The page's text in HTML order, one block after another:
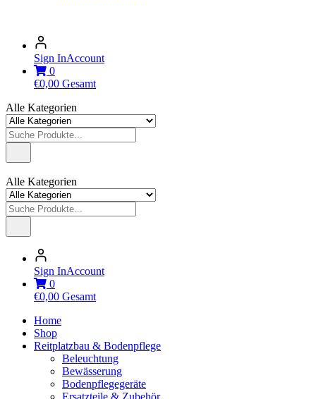
Sign InAccount
0
€0,00 Gesamt
Alle Kategorien
Alle Kategorien
Sign InAccount
0
€0,00 Gesamt
Home
Shop
Reitplatzbau & Bodenpflege
Beleuchtung
Bewässerung
Bodenpflegegeräte
Ersatzteile & Zubehör